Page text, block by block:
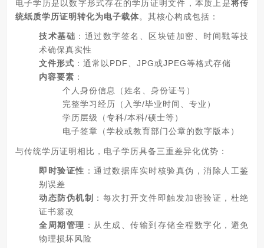
电子学历是以数字形式存在的学历证明文件，本质上是将传
统纸质学历证明转化为电子载体。其核心构成包括：
技术基础 ：通过数字签名、区块链加密、时间戳等技
术确保真实性
文件形式 ：通常以PDF、JPG或JPEG等格式存储
内容要素 ：
个人身份信息（姓名、身份证号）
完整学习经历（入学/毕业时间、专业）
学历层级（专科/本科/硕士等）
电子签章（学校或教育部门公章的数字版本）
与传统学历证明相比，电子学历具备三重差异化优势：
即时验证性 ：通过数据库实时核验真伪，消除人工鉴
别误差
动态防伪机制
：每次打开文件即触发加密验证，杜绝
证书篡改
全周期管理 ：从生成、传输到存储全程数字化，避免
物理损坏风险